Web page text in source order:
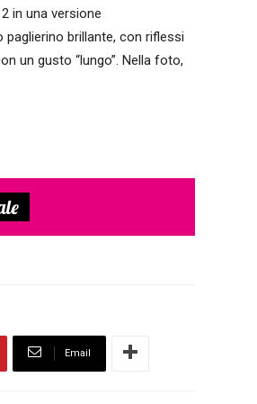
in una versione
brillante, con riflessi
un gusto “lungo”. Nella foto,
Email